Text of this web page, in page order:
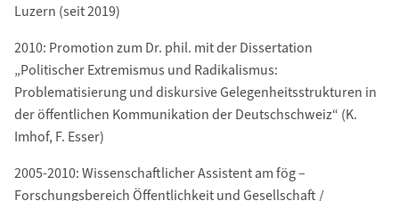
Luzern (seit 2019)
2010: Promotion zum Dr. phil. mit der Dissertation
„Politischer Extremismus und Radikalismus:
Problematisierung und diskursive Gelegenheitsstrukturen in
der öffentlichen Kommunikation der Deutschschweiz“ (K.
Imhof, F. Esser)
2005-2010: Wissenschaftlicher Assistent am fög –
Forschungsbereich Öffentlichkeit und Gesellschaft /